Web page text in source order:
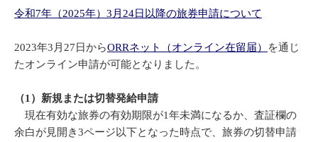
令和7年（2025年）3月24日以降の旅券申請について
2023年3月27日からORRネット（オンライン在留届）
を通じ
たオンライン申請が可能となりました。
（1）新規または切替発給申請
現在有効な旅券の有効期限が1年未満になるか、査証欄の
余白が見開き3ページ以下となった時点で、旅券の切替申請